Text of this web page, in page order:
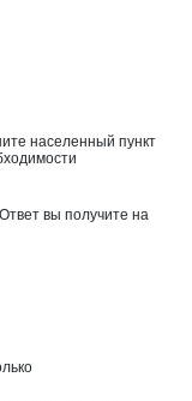
населенный пункт
вы получите на